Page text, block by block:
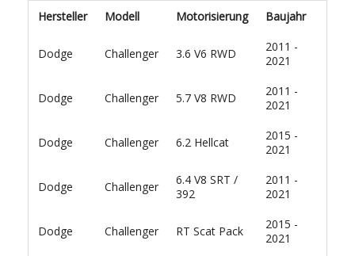
Hersteller Modell Motorisierung Baujahr
Dodge Challenger 3.6 V6 RWD
2011 -
2021
Dodge Challenger 5.7 V8 RWD
2011 -
2021
Dodge Challenger 6.2 Hellcat
2015 -
2021
Dodge Challenger
6.4 V8 SRT /
392
2011 -
2021
Dodge Challenger RT Scat Pack
2015 -
2021